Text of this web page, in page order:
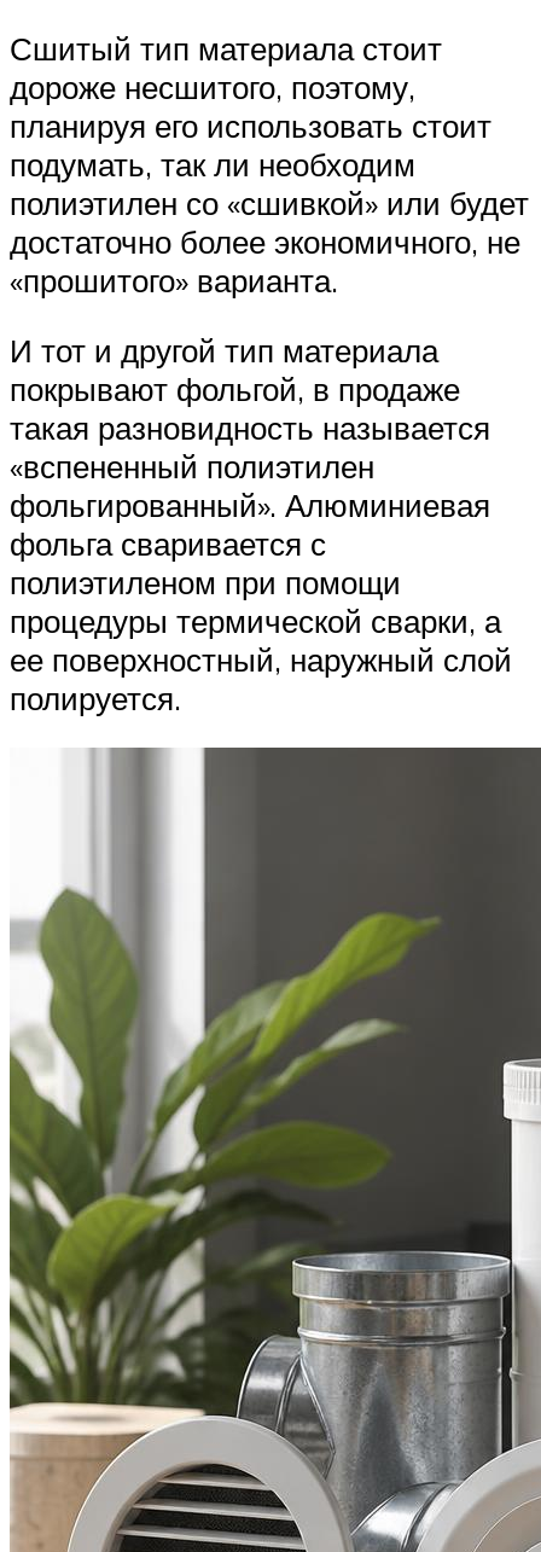
Сшитый тип материала стоит
дороже несшитого, поэтому,
планируя его использовать стоит
подумать, так ли необходим
полиэтилен со «сшивкой» или будет
достаточно более экономичного, не
«прошитого» варианта.
И тот и другой тип материала
покрывают фольгой, в продаже
такая разновидность называется
«вспененный полиэтилен
фольгированный». Алюминиевая
фольга сваривается с
полиэтиленом при помощи
процедуры термической сварки, а
ее поверхностный, наружный слой
полируется.